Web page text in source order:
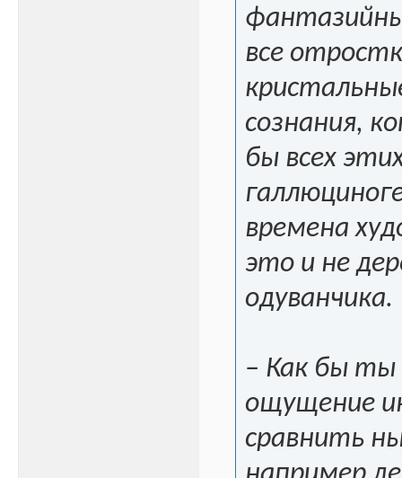
все
сознания,
бы всех
времена
это и не
одуванчика.
– Как бы ты
ощущение
сравнить